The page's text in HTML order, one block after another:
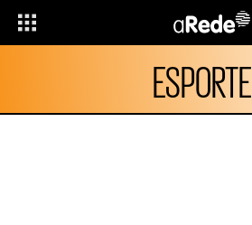
ESPORTE